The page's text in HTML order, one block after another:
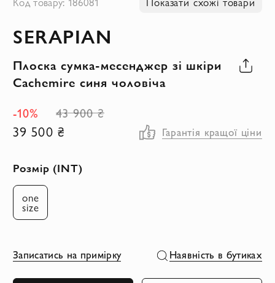
початку
зображень
SERAPIAN
Плоска сумка-месенджер зі шкіри
Cachemire синя чоловіча
-10%
43 900 ₴
39 500 ₴ Гарантія кращої ціни
Розмір (INT)
one
size
Записатись на примірку Наявність в бутиках